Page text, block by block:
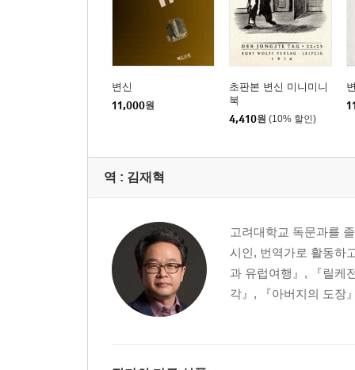
변신
11,000원
초판본 변신 미니미니
북
4,410원 (10% 할인)
역 : 김재혁
고려대학교 독문과를
시인, 번역가로 활동하
과 유럽여행』, 『릴케
각』, 『아버지의 도장